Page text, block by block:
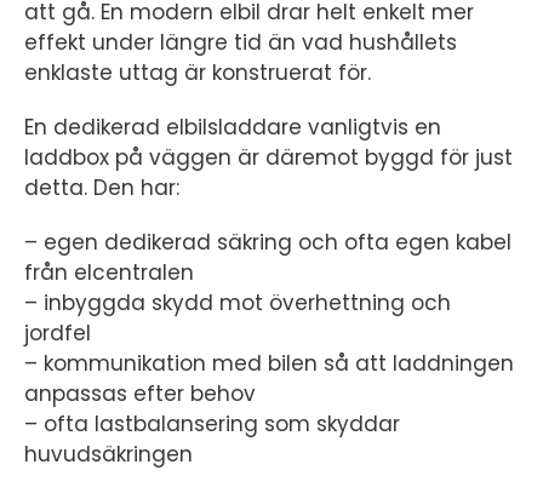
att gå. En modern elbil drar helt enkelt mer
effekt under längre tid än vad hushållets
enklaste uttag är konstruerat för.
En dedikerad elbilsladdare vanligtvis en
laddbox på väggen är däremot byggd för just
detta. Den har:
– egen dedikerad säkring och ofta egen kabel
från elcentralen
– inbyggda skydd mot överhettning och
jordfel
– kommunikation med bilen så att laddningen
anpassas efter behov
– ofta lastbalansering som skyddar
huvudsäkringen